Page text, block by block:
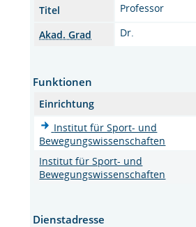
Titel
Professor
Akad. Grad
Dr.
Funktionen
Einrichtung
Institut für Sport- und
Bewegungswissenschaften
Institut für Sport- und
Bewegungswissenschaften
Dienstadresse